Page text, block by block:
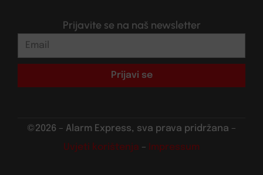
Prijavite se na naš newsletter
Prijavi se
©2026 – Alarm Express, sva prava pridržana –
Uvjeti korištenja – Impressum